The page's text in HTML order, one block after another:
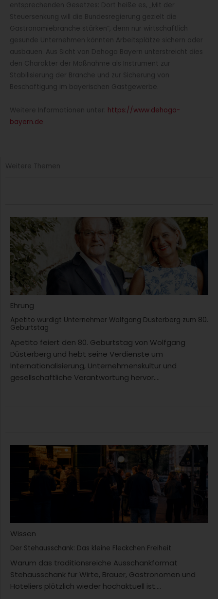
entsprechenden Gesetzes: Dort heiße es, „Mit der
Steuersenkung will die Bundesregierung gezielt die
Gastronomiebranche stärken“, denn nur wirtschaftlich
gesunde Unternehmen könnten Arbeitsplätze sichern oder
ausbauen. Aus Sicht von Dehoga Bayern unterstreicht dies
den Charakter der Maßnahme als Instrument zur
Stabilisierung der Branche und zur Sicherung von
Beschäftigung im bayerischen Gastgewerbe.
Weitere Informationen unter: https://www.dehoga-
bayern.de
Weitere Themen
Ehrung
Apetito würdigt Unternehmer Wolfgang Düsterberg zum 80.
Geburtstag
Apetito feiert den 80. Geburtstag von Wolfgang
Düsterberg und hebt seine Verdienste um
Internationalisierung, Unternehmenskultur und
gesellschaftliche Verantwortung hervor....
Wissen
Der Stehausschank: Das kleine Fleckchen Freiheit
Warum das traditionsreiche Ausschankformat
Stehausschank für Wirte, Brauer, Gastronomen und
Hoteliers plötzlich wieder hochaktuell ist....